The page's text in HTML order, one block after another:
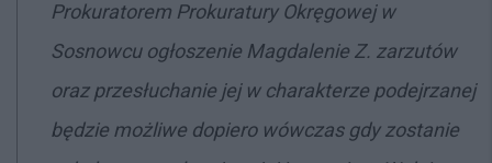
Prokuratorem Prokuratury Okręgowej w
Sosnowcu ogłoszenie Magdalenie Z. zarzutów
oraz przesłuchanie jej w charakterze podejrzanej
będzie możliwe dopiero wówczas gdy zostanie